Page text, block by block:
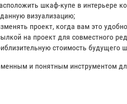
шкаф-купе в интерьере
визуализацию;
проект, когда вам это
на проект для совместного
стоимость будущего
и понятным инструментом